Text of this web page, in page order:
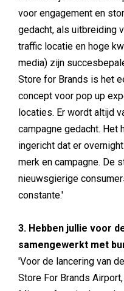
voor engagement en
gedacht, als uitbreiding
traffic locatie en hoge
media) zijn
Store for Brands is het
concept voor pop up
locaties. Er wordt altijd
campagne gedacht. Het
ingericht dat er
merk en campagne. De
nieuwsgierige
constante.'
3. Hebben jullie voor
samengewerkt met
'Voor de lancering van
Store For Brands